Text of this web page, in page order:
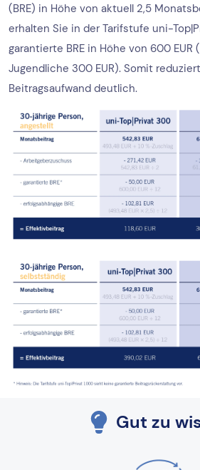
(BRE) in Höhe von aktuell 2,5
erhalten Sie in der Tarifstufe uni-
garantierte BRE in Höhe von 600 EUR
Jugendliche 300 EUR). Somit
Beitragsaufwand deutlich.
Gut zu